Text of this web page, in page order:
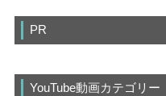
PR
YouTube動画カテゴリー